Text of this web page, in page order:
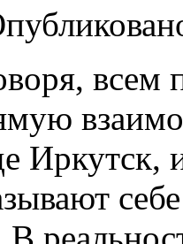
всем
Иркутск,